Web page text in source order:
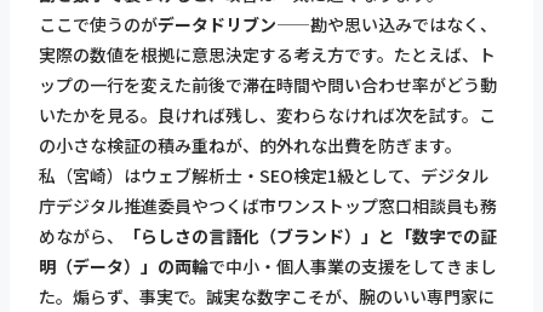
ここで使うのがデータドリブン——勘や思い込みではなく、
実際の数値を根拠に意思決定する考え方です。たとえば、ト
ップの一行を変えた前後で滞在時間や問い合わせ率がどう動
いたかを見る。良ければ残し、変わらなければ次を試す。こ
の小さな検証の積み重ねが、的外れな出費を防ぎます。
私（宮崎）はウェブ解析士・SEO検定1級として、デジタル
庁デジタル推進委員やつくば市ワンストップ窓口相談員も務
めながら、
「らしさの言語化（ブランド）」と「数字での証
明（データ）」の両輪で中小・個人事業の支援をしてきまし
た。煽らず、事実で。誠実な数字こそが、腕のいい専門家に